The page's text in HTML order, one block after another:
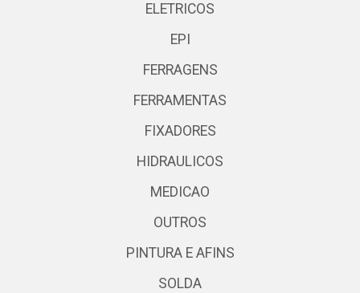
ELETRICOS
EPI
FERRAGENS
FERRAMENTAS
FIXADORES
HIDRAULICOS
MEDICAO
OUTROS
PINTURA E AFINS
SOLDA